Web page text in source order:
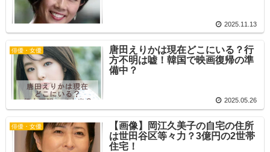
2025.11.13
俳優・女優
唐田えりかは現在どこにいる？行
方不明は嘘！韓国で映画復帰の準
備中？
2025.05.26
俳優・女優
【画像】岡江久美子の自宅の住所
は世田谷区等々力？3億円の2世帯
住宅！